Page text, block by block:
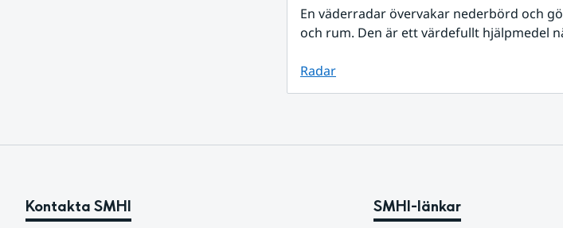
En väderradar övervakar nederbörd och
och rum. Den är ett värdefullt hjälpmedel
Radar
Kontakta SMHI SMHI-länkar